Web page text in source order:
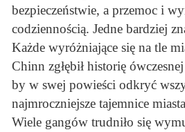
bezpieczeństwie, a przemoc i
codziennością. Jedne bardziej
Każde wyróżniające się na tle
Chinn zgłębił historię
by w swej powieści odkryć
najmroczniejsze tajemnice
Wiele gangów trudniło się